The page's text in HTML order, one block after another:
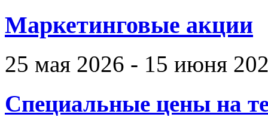
Маркетинговые акции
25 мая 2026 - 15 июня
Специальные цены на